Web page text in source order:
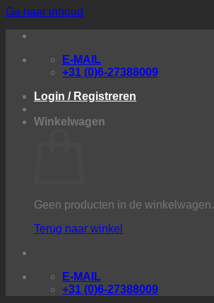
Ga naar inhoud
E-MAIL
+31 (0)6-27388009
Login / Registreren
Winkelwagen
Geen producten in de winkelwagen.
Terug naar winkel
E-MAIL
+31 (0)6-27388009